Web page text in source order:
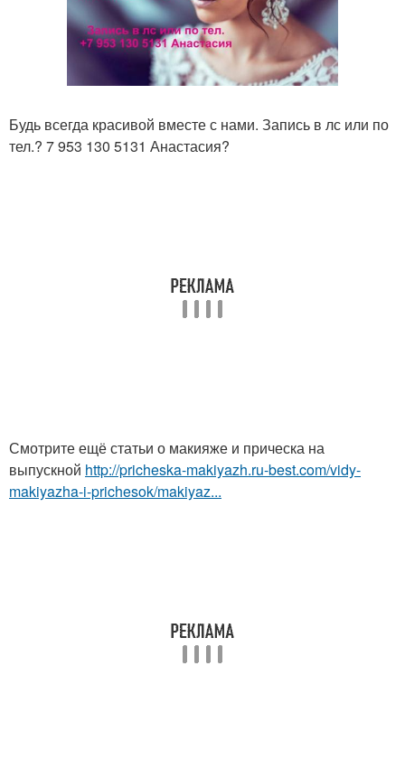
Будь всегда красивой вместе с нами. Запись в лс или по
тел.? 7 953 130 5131 Анастасия?
Смотрите ещё статьи о макияже и прическа на
выпускной http://pricheska-makiyazh.ru-best.com/vidy-
makiyazha-i-prichesok/makiyaz...